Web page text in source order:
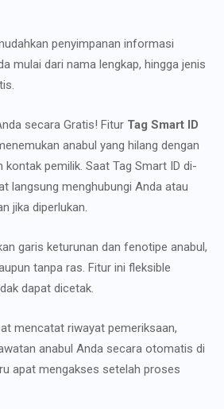
penyimpanan informasi
mulai dari nama lengkap, hingga jenis
secara Gratis! Fitur Tag Smart ID
anabul yang hilang dengan
kontak pemilik. Saat Tag Smart ID di-
langsung menghubungi Anda atau
jika diperlukan.
garis keturunan dan fenotipe anabul,
tanpa ras. Fitur ini fleksible
dapat dicetak.
mencatat riwayat pemeriksaan,
anabul Anda secara otomatis di
apat mengakses setelah proses